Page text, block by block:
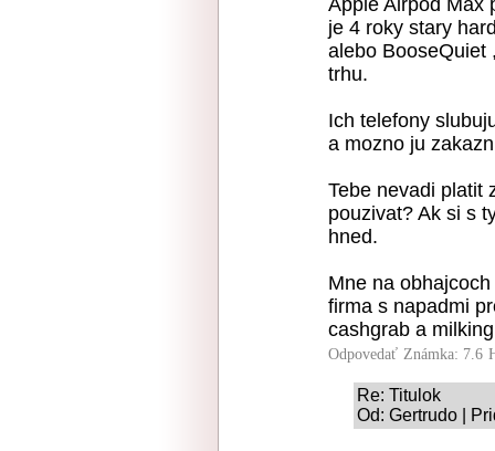
Apple Airpod Max
je 4 roky stary
alebo BooseQuiet
trhu.
Ich telefony
a mozno ju
Tebe nevadi platit
pouzivat? Ak si s
hned.
Mne na
firma s napadmi
cashgrab a
Odpovedať Známka: 7.6
Re: Titulok
Od: Gertrudo |